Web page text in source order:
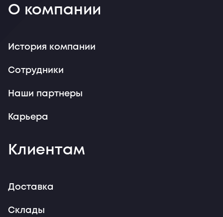
О компании
История компании
Сотрудники
Наши партнеры
Карьера
Клиентам
Доставка
Склады